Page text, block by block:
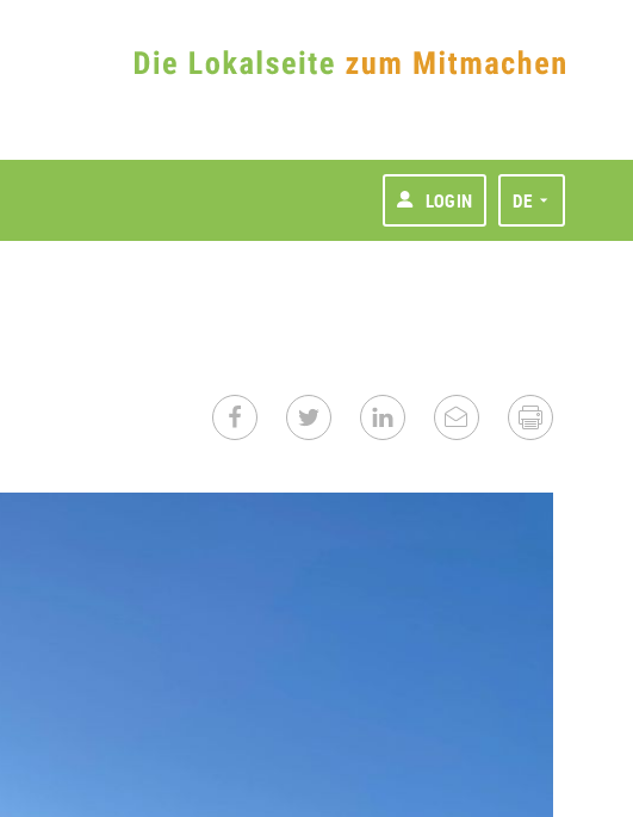
LOGIN DE